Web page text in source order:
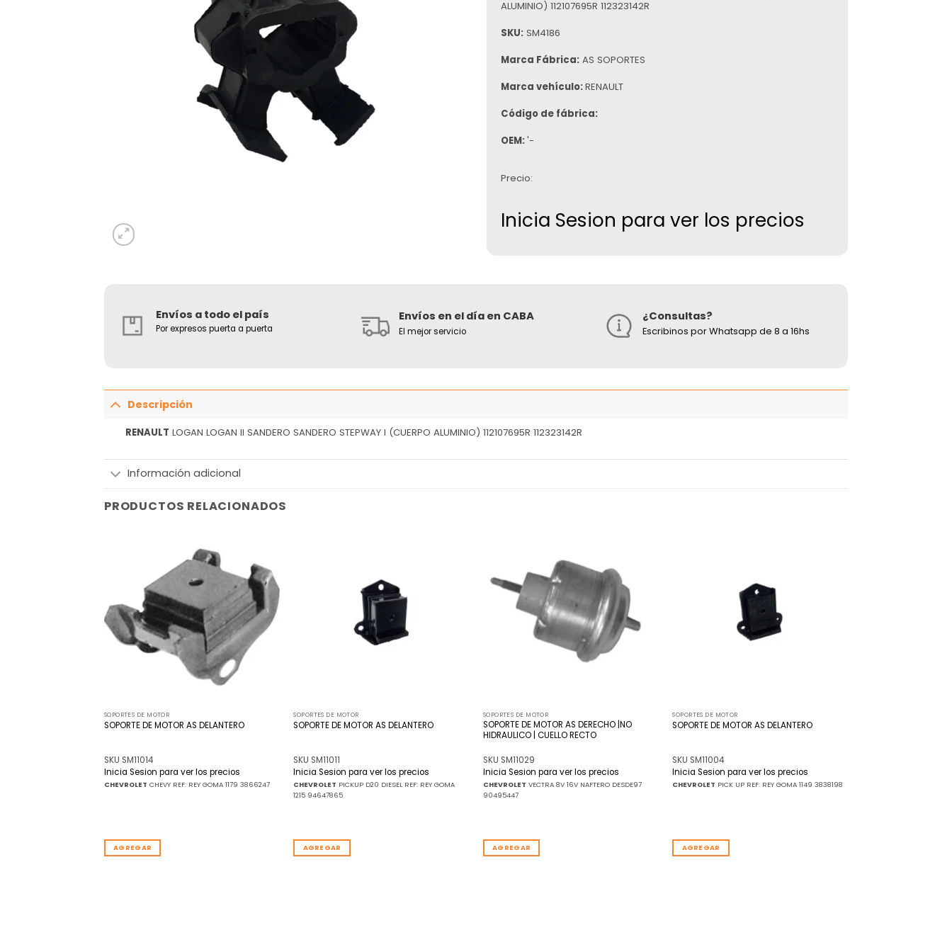
ALUMINIO) 112107695R 112323142R
SKU: SM4186
Marca Fábrica: AS SOPORTES
Marca vehículo: RENAULT
Código de fábrica:
OEM: '-
Precio:
Inicia Sesion para ver los precios
Envíos a todo el país
Por expresos puerta a puerta
Envíos en el día en CABA
El mejor servicio
¿Consultas?
Escribinos por Whatsapp de 8 a 16hs
Descripción
RENAULT LOGAN LOGAN II SANDERO SANDERO STEPWAY I (CUERPO ALUMINIO) 112107695R 112323142R
Información adicional
PRODUCTOS RELACIONADOS
Añadir
a la
lista
deseos
SOPORTES DE MOTOR
SOPORTE DE MOTOR AS DELANTERO
SKU SM11014
Inicia Sesion para ver los precios
CHEVROLET CHEVY REF: REY GOMA 1179 3866247
AGREGAR
SOPORTES DE MOTOR
SOPORTE DE MOTOR AS DELANTERO
SKU SM11011
Inicia Sesion para ver los precios
CHEVROLET PICKUP D20 DIESEL REF: REY GOMA
1215 94647865
AGREGAR
deseos
SOPORTES DE MOTOR
SOPORTE DE MOTOR AS DERECHO |NO
HIDRAULICO | CUELLO RECTO
SKU SM11029
Inicia Sesion para ver los precios
CHEVROLET VECTRA 8V 16V NAFTERO DESDE97
90495447
AGREGAR
SOPORTES DE MOTOR
SOPORTE DE MOTOR AS DELANTERO
SKU SM11004
Inicia Sesion para ver los precios
CHEVROLET PICK UP REF: REY GOMA 1149 3838198
AGREGAR